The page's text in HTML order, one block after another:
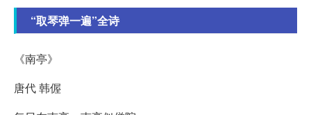
“取琴弹一遍”全诗
《南亭》
唐代 韩偓